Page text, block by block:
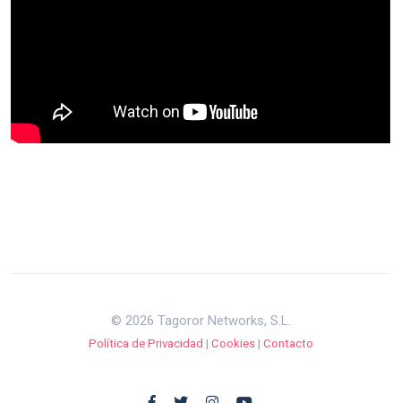
© 2026 Tagoror Networks, S.L.
Política de Privacidad | Cookies| Contacto